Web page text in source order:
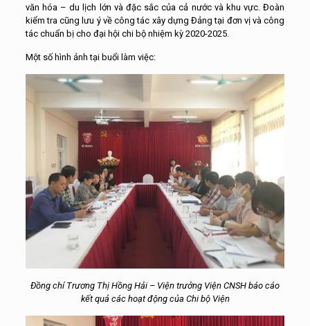
văn hóa – du lịch lớn và đặc sắc của cả nước và khu vực. Đoàn
kiểm tra cũng lưu ý về công tác xây dựng Đảng tại đơn vị và công
tác chuẩn bị cho đại hội chi bộ nhiệm kỳ 2020-2025.
Một số hình ảnh tại buổi làm việc:
Đồng chí Trương Thị Hồng Hải – Viện trưởng Viện CNSH báo cáo
kết quả các hoạt động của Chi bộ Viện